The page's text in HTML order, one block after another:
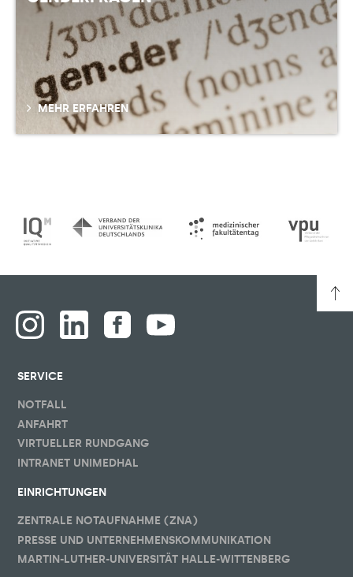
MEHR ERFAHREN
SERVICE
NOTFALL
ANFAHRT
VIRTUELLER RUNDGANG
INTRANET UNIMEDHAL
EINRICHTUNGEN
ZENTRALE NOTAUFNAHME (ZNA)
PRESSE UND UNTERNEHMENSKOMMUNIKATION
MARTIN-LUTHER-UNIVERSITÄT HALLE-WITTENBERG